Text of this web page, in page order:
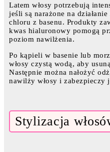
Latem włosy potrzebują
jeśli są narażone na
chloru z basenu. Produkty
kwas hialuronowy pomogą
poziom nawilżenia.
Po kąpieli w basenie lub
włosy czystą wodą, aby
Następnie można nałożyć
nawilży włosy i zabezpieczy
Stylizacja